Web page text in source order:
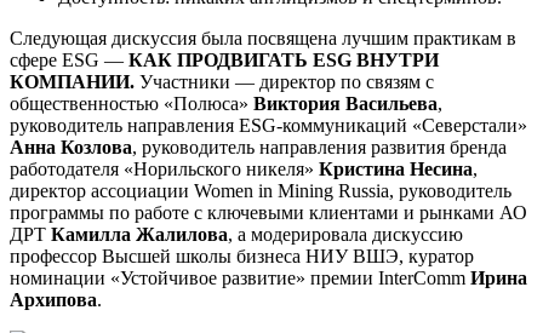
Следующая дискуссия была посвящена лучшим практикам в
сфере ESG — КАК ПРОДВИГАТЬ ESG ВНУТРИ
КОМПАНИИ. Участники — директор по связям с
общественностью «Полюса» Виктория Васильева,
руководитель направления ESG-коммуникаций «Северстали»
Анна Козлова, руководитель направления развития бренда
работодателя «Норильского никеля» Кристина Несина,
директор ассоциации Women in Mining Russia, руководитель
программы по работе с ключевыми клиентами и рынками АО
ДРТ Камилла Жалилова, а модерировала дискуссию
профессор Высшей школы бизнеса НИУ ВШЭ, куратор
номинации «Устойчивое развитие» премии InterComm Ирина
Архипова.